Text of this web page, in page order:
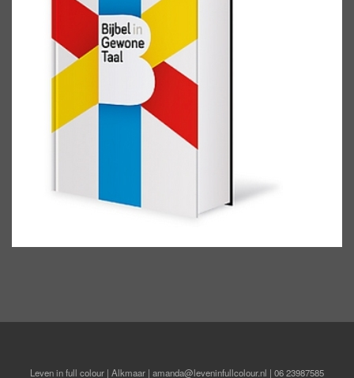
Leven in full colour | Alkmaar | amanda@leveninfullcolour.nl | 06 23987585